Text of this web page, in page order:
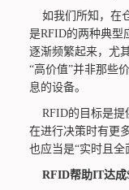
如我们所知，在
是RFID的两种典型
逐渐频繁起来，尤
“高价值”并非那些
息的设备。
RFID的目标是提
在进行决策时有更
也应当是“实时且全
RFID帮助IT达成